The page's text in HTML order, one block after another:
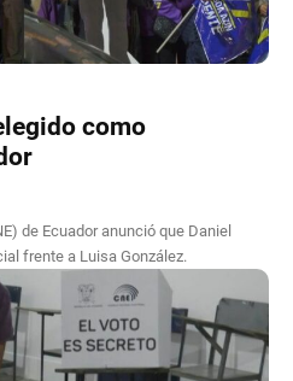
como
de Ecuador anunció que Daniel
frente a Luisa González.